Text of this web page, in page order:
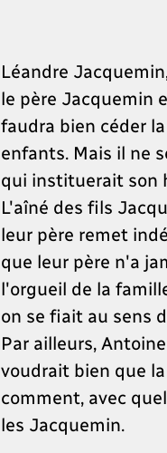
Léandre
le père Jacquemin
faudra bien céder
enfants. Mais il ne
qui instituerait son
L'aîné des fils
leur père remet
que leur père n'a
l'orgueil de la
on se fiait au sens
Par ailleurs,
voudrait bien que
comment, avec
les Jacquemin.